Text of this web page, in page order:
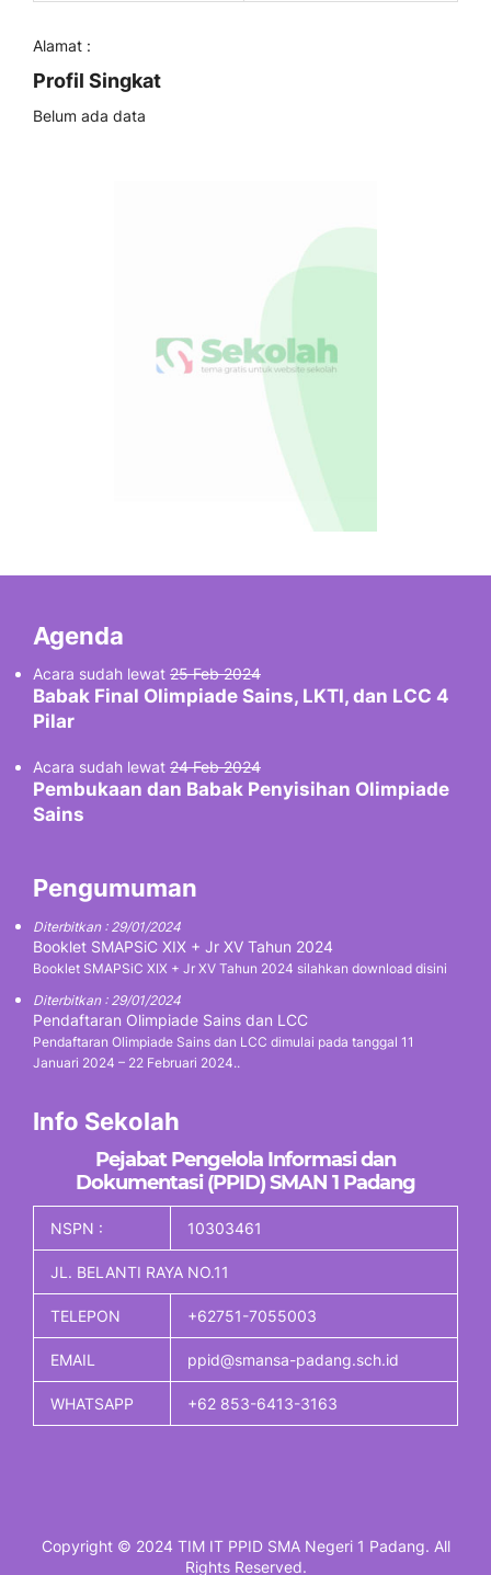
Alamat :
Profil Singkat
Belum ada data
Agenda
Acara sudah lewat 25 Feb 2024
Babak Final Olimpiade Sains, LKTI, dan LCC 4
Pilar
Acara sudah lewat 24 Feb 2024
Pembukaan dan Babak Penyisihan Olimpiade
Sains
Pengumuman
Diterbitkan : 29/01/2024
Booklet SMAPSiC XIX + Jr XV Tahun 2024
Booklet SMAPSiC XIX + Jr XV Tahun 2024 silahkan download disini
Diterbitkan : 29/01/2024
Pendaftaran Olimpiade Sains dan LCC
Pendaftaran Olimpiade Sains dan LCC dimulai pada tanggal 11
Januari 2024 – 22 Februari 2024..
Info Sekolah
Pejabat Pengelola Informasi dan
Dokumentasi (PPID) SMAN 1 Padang
NSPN : 10303461
JL. BELANTI RAYA NO.11
TELEPON +62751-7055003
EMAIL ppid@smansa-padang.sch.id
WHATSAPP +62 853-6413-3163
Copyright © 2024 TIM IT PPID SMA Negeri 1 Padang. All
Rights Reserved.